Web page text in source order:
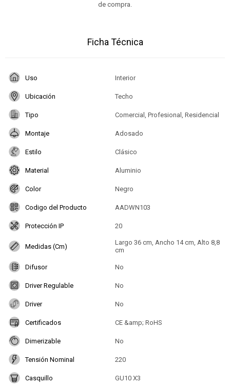
de compra.
Ficha Técnica
Uso Interior
Ubicación Techo
Tipo Comercial, Profesional, Residencial
Montaje Adosado
Estilo Clásico
Material Aluminio
Color Negro
Codigo del Producto AADWN103
Protección IP 20
Medidas (Cm)
Largo 36 cm, Ancho 14 cm, Alto 8,8
cm
Difusor No
Driver Regulable No
Driver No
Certificados CE &amp; RoHS
Dimerizable No
Tensión Nominal 220
Casquillo GU10 X3